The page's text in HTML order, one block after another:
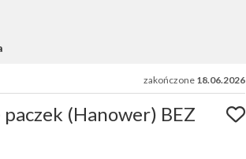
zakończone 18.06.2026
(Hanower) BEZ